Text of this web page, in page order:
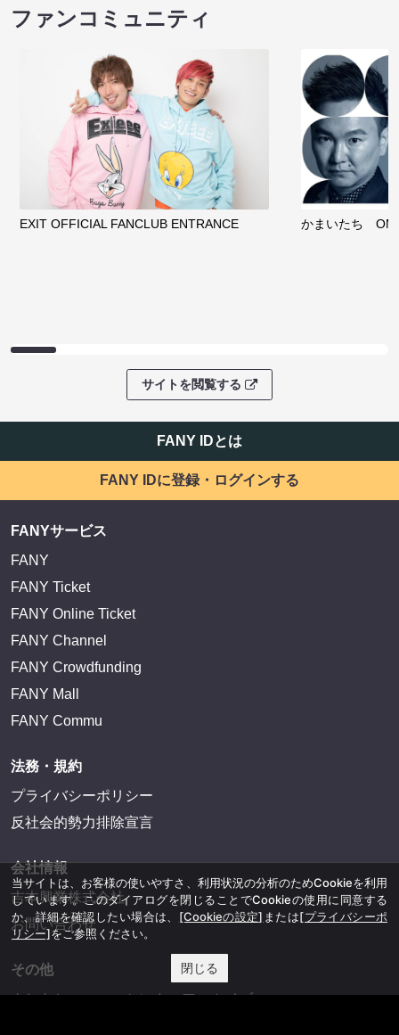
ファンコミュニティ
EXIT OFFICIAL FANCLUB ENTRANCE かまいたち
サイトを閲覧する
FANY IDとは
FANY IDに登録・ログインする
FANYサービス
FANY
FANY Ticket
FANY Online Ticket
FANY Channel
FANY Crowdfunding
FANY Mall
FANY Commu
法務・規約
プライバシーポリシー
反社会的勢力排除宣言
会社情報
吉本興業株式会社
お問い合わせ
その他
よしもとニュースセンターアーカイブ
当サイトは、お客様の使いやすさ、利用状況の分析のためCookieを利用
しています。このダイアログを閉じることでCookieの使用に同意する
か、詳細を確認したい場合は、 [Cookieの設定] または[プライバシーポ
リシー]をご参照ください。
閉じる